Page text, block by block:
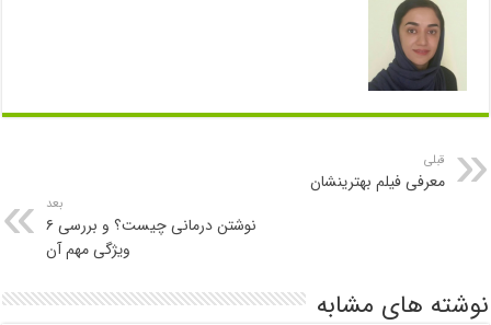
قبلی
معرفی فیلم بهترینشان
بعد
نوشتن درمانی چیست؟ و بررسی ۶
ویژگی مهم آن
نوشته های مشابه